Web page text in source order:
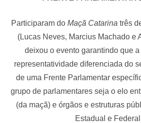
Participaram do Maçã Catarina três
(Lucas Neves, Marcius Machado e
deixou o evento garantindo que
representatividade diferenciada do
de uma Frente Parlamentar
grupo de parlamentares seja o elo
(da maçã) e órgãos e estruturas
Estadual e